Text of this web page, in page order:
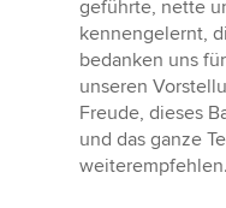
geführte, nette
kennengelernt,
bedanken uns
unseren
Freude, dieses
und das ganze